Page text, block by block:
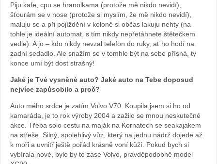
Piju kafe, cpu se hranolkama (protože mě nikdo nevidí),
šťourám se v nose (protože si myslím, že mě nikdo nevidí),
maluju se a při pojíždění v koloně si občas lakuju nehty (na
tohle je ideální automat, s tím nikdy nepřetáhnete štětečkem
vedle). A jo – kdo nikdy nevzal telefon do ruky, ať ho hodí na
zadní sedadlo. Ale snažím se v tomhle být na sebe přísná, ty
konce umí být dost strašný!
Jaké je Tvé vysněné auto? Jaké auto na Tebe doposud
nejvíce zapůsobilo a proč?
Auto mého srdce je zatím Volvo V70. Koupila jsem si ho od
kamaráda, je to rok výroby 2004 a zažilo se mnou neskutečné
akce. Třeba solo cestu na maják na Kornatech se seakajakem
na střeše. Silný, spolehlivý vůz, který na jednu nádrž dojede až
k moři a uvnitř ještě pořád krásně voní kůží. Pokud bych si
vybírala nové, bylo by to zase Volvo, pravděpodobně model